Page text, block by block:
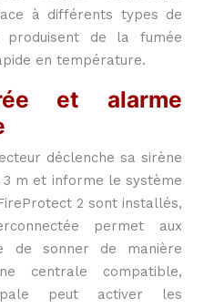
à différents types de
produisent de la fumée
en température.
et alarme
déclenche sa sirène
3 m et informe le système
2 sont installés,
permet aux
de sonner de manière
centrale compatible,
peut activer les